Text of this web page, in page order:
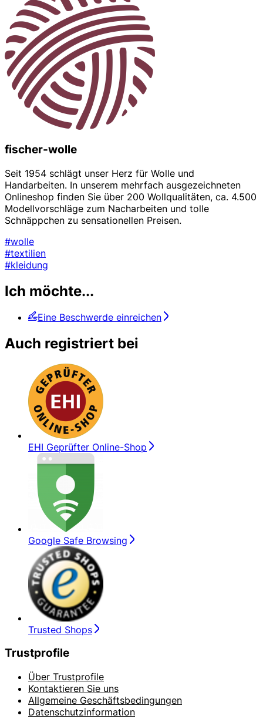
fischer-wolle
Seit 1954 schlägt unser Herz für Wolle und
Handarbeiten. In unserem mehrfach ausgezeichneten
Onlineshop finden Sie über 200 Wollqualitäten, ca. 4.500
Modellvorschläge zum Nacharbeiten und tolle
Schnäppchen zu sensationellen Preisen.
#wolle
#textilien
#kleidung
Ich möchte...
Eine Beschwerde einreichen
Auch registriert bei
EHI Geprüfter Online-Shop
Google Safe Browsing
Trusted Shops
Trustprofile
Über Trustprofile
Kontaktieren Sie uns
Allgemeine Geschäftsbedingungen
Datenschutzinformation